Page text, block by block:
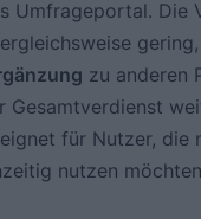
Umfrageportal. Die
zu anderen
Gesamtverdienst
für Nutzer, die
nutzen